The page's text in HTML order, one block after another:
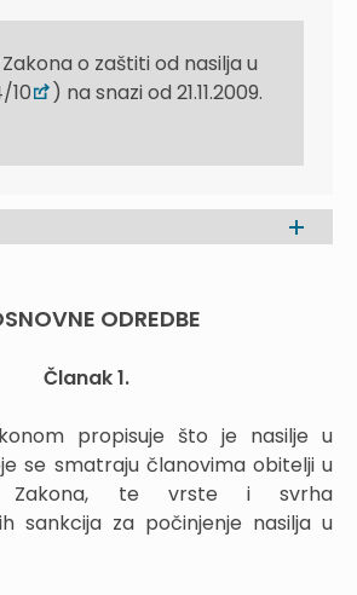
o zaštiti od nasilja u
10
) na snazi od 21.11.2009.
ODREDBE
Članak 1.
propisuje što je nasilje u
se smatraju članovima obitelji u
Zakona, te vrste i svrha
sankcija za počinjenje nasilja u